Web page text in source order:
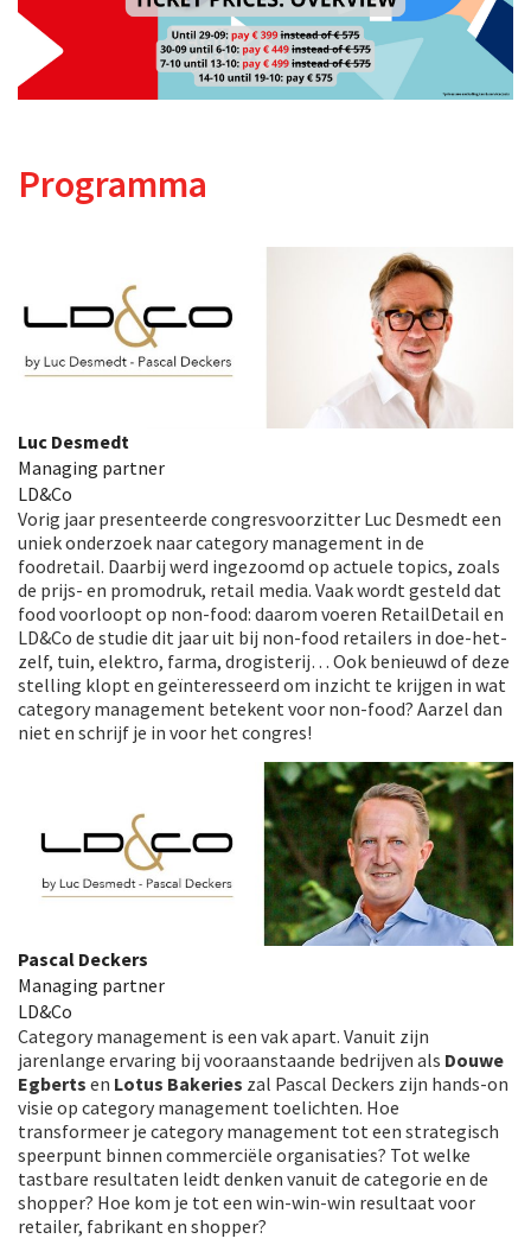
Programma
Luc Desmedt
Managing partner
LD&Co
Vorig jaar presenteerde congresvoorzitter Luc Desmedt een
uniek onderzoek naar category management in de
foodretail. Daarbij werd ingezoomd op actuele topics, zoals
de prijs- en promodruk, retail media. Vaak wordt gesteld dat
food voorloopt op non-food: daarom voeren RetailDetail en
LD&Co de studie dit jaar uit bij non-food retailers in doe-het-
zelf, tuin, elektro, farma, drogisterij… Ook benieuwd of deze
stelling klopt en geïnteresseerd om inzicht te krijgen in wat
category management betekent voor non-food? Aarzel dan
niet en schrijf je in voor het congres!
Pascal Deckers
Managing partner
LD&Co
Category management is een vak apart. Vanuit zijn
jarenlange ervaring bij vooraanstaande bedrijven als Douwe
Egberts en Lotus Bakeries zal Pascal Deckers zijn hands-on
visie op category management toelichten. Hoe
transformeer je category management tot een strategisch
speerpunt binnen commerciële organisaties? Tot welke
tastbare resultaten leidt denken vanuit de categorie en de
shopper? Hoe kom je tot een win-win-win resultaat voor
retailer, fabrikant en shopper?